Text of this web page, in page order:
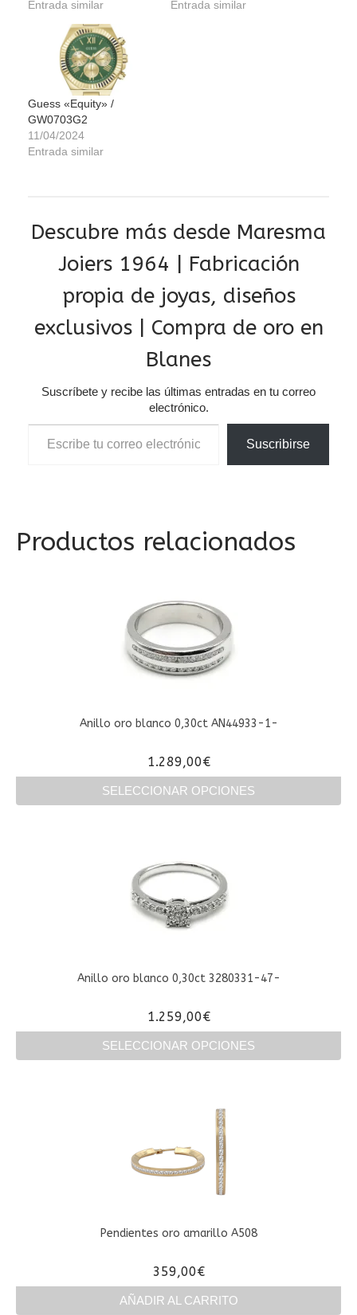
Entrada similar Entrada similar
Guess «Equity» /
GW0703G2
11/04/2024
Entrada similar
Descubre más desde Maresma
Joiers 1964 | Fabricación
propia de joyas, diseños
exclusivos | Compra de oro en
Blanes
Suscríbete y recibe las últimas entradas en tu correo
electrónico.
Escribe tu correo electrónico…
Suscribirse
Productos relacionados
Anillo oro blanco 0,30ct AN44933-1-
1.289,00€
SELECCIONAR OPCIONES
múltiples
variantes.
opciones
se
en
la
de
producto
Anillo oro blanco 0,30ct 3280331-47-
1.259,00€
SELECCIONAR OPCIONES
múltiples
variantes.
Las
opciones
se
de
producto
Pendientes oro amarillo A508
359,00€
AÑADIR AL CARRITO